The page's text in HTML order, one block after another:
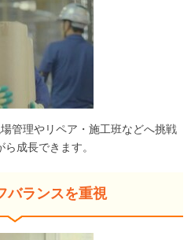
管理やリペア・施工班などへ挑戦
成長できます。
バランスを重視